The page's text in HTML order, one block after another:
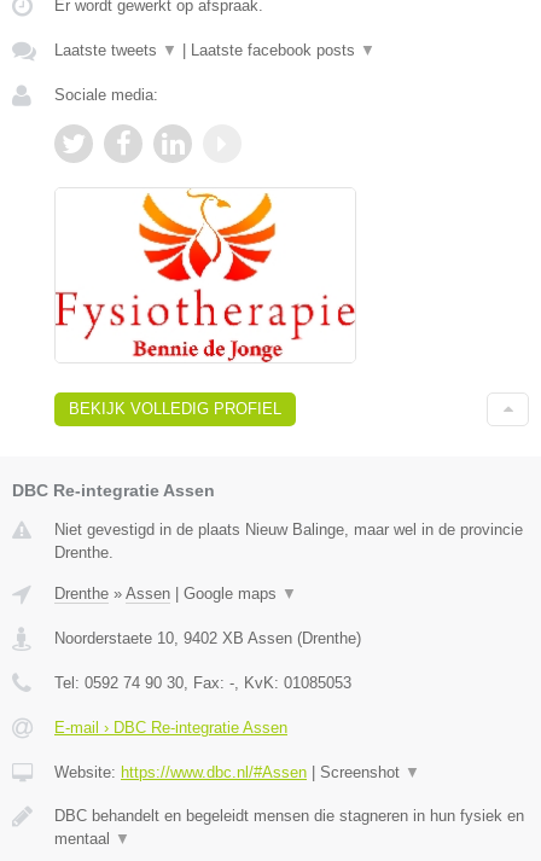
Er wordt gewerkt op afspraak.
Laatste tweets ▼ Laatste facebook posts ▼
Sociale media:
BEKIJK VOLLEDIG PROFIEL
DBC Re-integratie Assen
Niet gevestigd in de plaats Nieuw Balinge, maar wel in de provincie
Drenthe.
Drenthe » Assen Google maps ▼
Noorderstaete 10 9402 XB Assen (Drenthe)
Tel: 0592 74 90 30 , Fax: - , KvK: 01085053
E-mail › DBC Re-integratie Assen
Website: https://www.dbc.nl/#Assen Screenshot ▼
DBC behandelt en begeleidt mensen die stagneren in hun fysiek en
mentaal
▼